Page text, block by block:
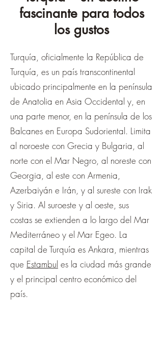
fascinante para todos
los gustos
Turquía, oficialmente la República de
Turquía, es un país transcontinental
ubicado principalmente en la península
de Anatolia en Asia Occidental y, en
una parte menor, en la península de los
Balcanes en Europa Sudoriental. Limita
al noroeste con Grecia y Bulgaria, al
norte con el Mar Negro, al noreste con
Georgia, al este con Armenia,
Azerbaiyán e Irán, y al sureste con Irak
y Siria. Al suroeste y al oeste, sus
costas se extienden a lo largo del Mar
Mediterráneo y el Mar Egeo. La
capital de Turquía es Ankara, mientras
que Estambul es la ciudad más grande
y el principal centro económico del
país.